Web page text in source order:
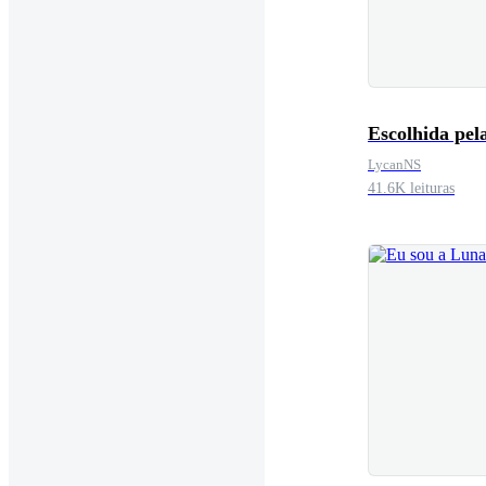
Escolhida
LycanNS
41.6K leituras